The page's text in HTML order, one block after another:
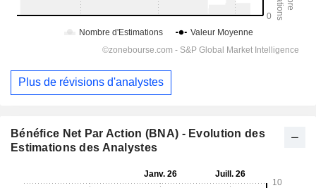
Plus de révisions d'analystes
Bénéfice Net Par Action (BNA) - Evolution des
Estimations des Analystes